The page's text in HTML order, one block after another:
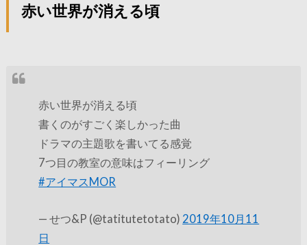
赤い世界が消える頃
赤い世界が消える頃
書くのがすごく楽しかった曲
ドラマの主題歌を書いてる感覚
7つ目の教室の意味はフィーリング
#アイマスMOR
— せつ&P (@tatitutetotato) 2019年10月11
日